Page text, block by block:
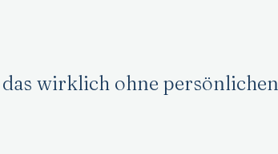
wirklich ohne persönlichen